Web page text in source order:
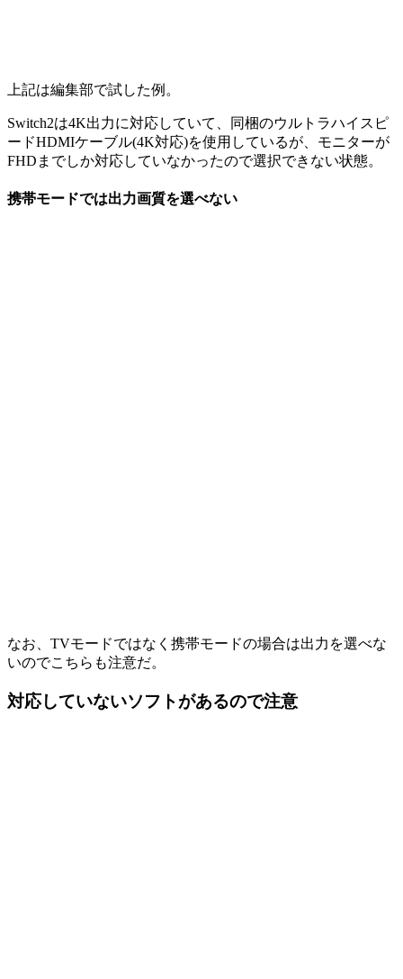
上記は編集部で試した例。
Switch2は4K出力に対応していて、同梱のウルトラハイスピ
ードHDMIケーブル(4K対応)を使用しているが、モニターが
FHDまでしか対応していなかったので選択できない状態。
携帯モードでは出力画質を選べない
なお、TVモードではなく携帯モードの場合は出力を選べな
いのでこちらも注意だ。
対応していないソフトがあるので注意